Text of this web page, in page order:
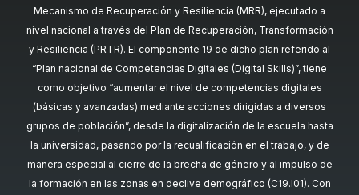
Mecanismo de Recuperación y Resiliencia (MRR), ejecutado a
nivel nacional a través del Plan de Recuperación, Transformación
y Resiliencia (PRTR). El componente 19 de dicho plan referido al
“Plan nacional de Competencias Digitales (Digital Skills)”, tiene
como objetivo “aumentar el nivel de competencias digitales
(básicas y avanzadas) mediante acciones dirigidas a diversos
grupos de población”, desde la digitalización de la escuela hasta
la universidad, pasando por la recualificación en el trabajo, y de
manera especial al cierre de la brecha de género y al impulso de
la formación en las zonas en declive demográfico (C19.I01). Con